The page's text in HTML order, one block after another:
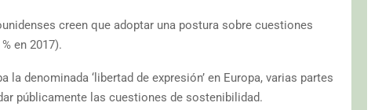
creen que adoptar una postura sobre cuestiones
en 2017).
denominada ‘libertad de expresión’ en Europa, varias partes
públicamente las cuestiones de sostenibilidad.